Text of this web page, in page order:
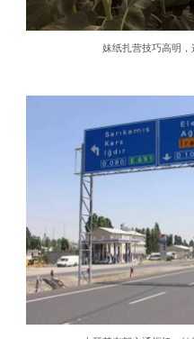
妹纸扎营技巧高明